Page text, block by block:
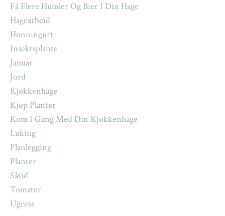
Få Flere Humler Og Bier I Din Hage
Hagearbeid
Honningurt
Insektsplante
Januar
Jord
Kjøkkenhage
Kjøp Planter
Kom I Gang Med Din Kjøkkenhage
Luking
Planlegging
Planter
Såtid
Tomater
Ugress